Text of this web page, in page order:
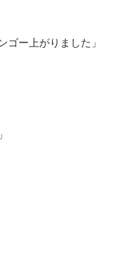
ゴー上がりました」